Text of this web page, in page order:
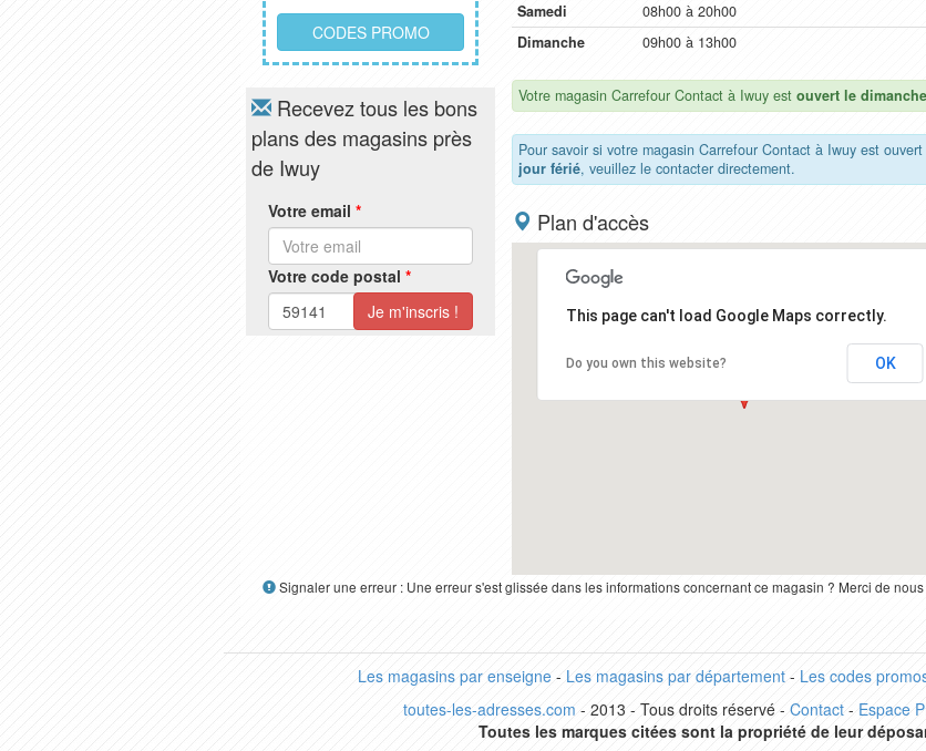
CODES PROMO
Recevez tous les bons
plans des magasins près
de Iwuy
Votre email *
Votre code postal *
Samedi
08h00 à 20h00
Dimanche
09h00 à 13h00
Votre magasin Carrefour Contact à Iwuy est ouvert le dimanche
Pour savoir si votre magasin Carrefour Contact à Iwuy est ouvert
jour férié, veuillez le contacter directement.
Plan d'accès
This page can't load Google Maps correctly.
Do you own this website? OK
Signaler une erreur : Une erreur s'est glissée dans les informations concernant ce magasin ? Merci de
Les magasins par enseigne- Les magasins par département- Les codes
toutes-les-adresses.com - 2013 - Tous droits réservé - Contact- Espace
Toutes les marques citées sont la propriété de leur